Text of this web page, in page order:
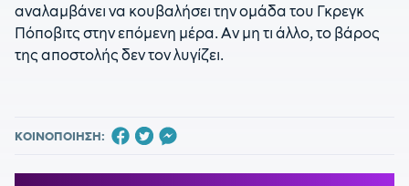
αναλαμβάνει να κουβαλήσει την ομάδα του Γκρεγκ
Πόποβιτς στην επόμενη μέρα. Αν μη τι άλλο, το βάρος
της αποστολής δεν τον λυγίζει.
ΚΟΙΝΟΠΟΙΗΣΗ: